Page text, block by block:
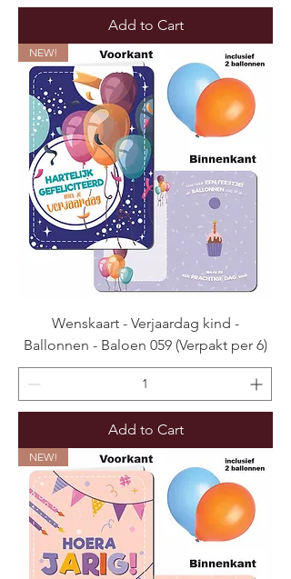
Add to Cart
NEW!
Wenskaart - Verjaardag kind -
Ballonnen - Baloen 059 (Verpakt per 6)
Add to Cart
NEW!